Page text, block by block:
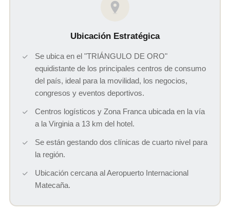
Ubicación Estratégica
Se ubica en el "TRIÁNGULO DE ORO"
equidistante de los principales centros de consumo
del país, ideal para la movilidad, los negocios,
congresos y eventos deportivos.
Centros logísticos y Zona Franca ubicada en la vía
a la Virginia a 13 km del hotel.
Se están gestando dos clínicas de cuarto nivel para
la región.
Ubicación cercana al Aeropuerto Internacional
Matecaña.